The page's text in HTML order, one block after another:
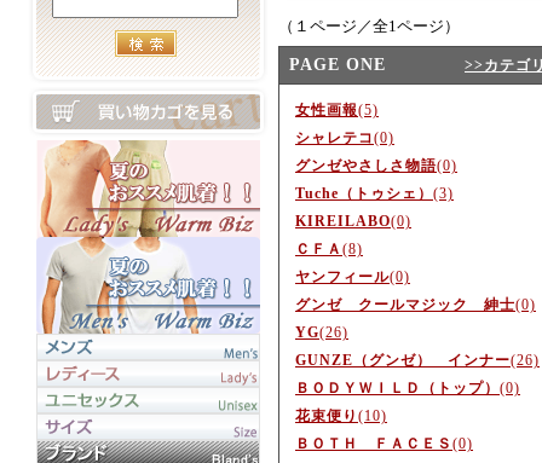
（１ページ／全1ページ）
PAGE ONE >>カテゴ
女性画報(5)
シャレテコ(0)
グンゼやさしさ物語(0)
Tuche（トゥシェ） (3)
KIREILABO(0)
ＣＦＡ (8)
ヤンフィール(0)
グンゼ クールマジック 紳士(0)
YG(26)
GUNZE（グンゼ） インナー(26)
ＢＯＤＹＷＩＬＤ（トップ） (0)
花束便り (10)
ＢＯＴＨ ＦＡＣＥＳ (0)